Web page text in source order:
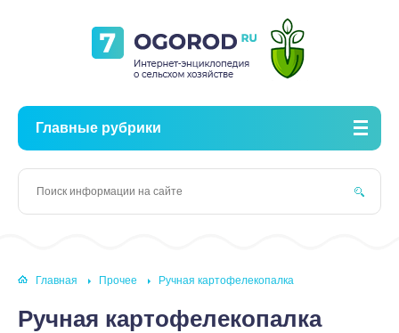
Главные рубрики
Главная Прочее Ручная картофелекопалка
Ручная картофелекопалка